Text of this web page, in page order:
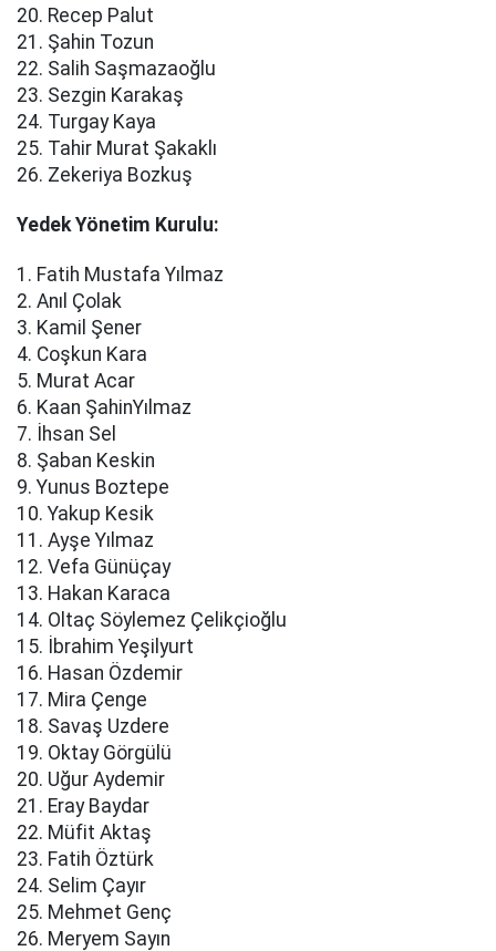
20. Recep Palut
21. Şahin Tozun
22. Salih Saşmazaoğlu
23. Sezgin Karakaş
24. Turgay Kaya
25. Tahir Murat Şakaklı
26. Zekeriya Bozkuş
Yedek Yönetim Kurulu:
1. Fatih Mustafa Yılmaz
2. Anıl Çolak
3. Kamil Şener
4. Coşkun Kara
5. Murat Acar
6. Kaan ŞahinYılmaz
7. İhsan Sel
8. Şaban Keskin
9. Yunus Boztepe
10. Yakup Kesik
11. Ayşe Yılmaz
12. Vefa Günüçay
13. Hakan Karaca
14. Oltaç Söylemez Çelikçioğlu
15. İbrahim Yeşilyurt
16. Hasan Özdemir
17. Mira Çenge
18. Savaş Uzdere
19. Oktay Görgülü
20. Uğur Aydemir
21. Eray Baydar
22. Müfit Aktaş
23. Fatih Öztürk
24. Selim Çayır
25. Mehmet Genç
26. Meryem Sayın